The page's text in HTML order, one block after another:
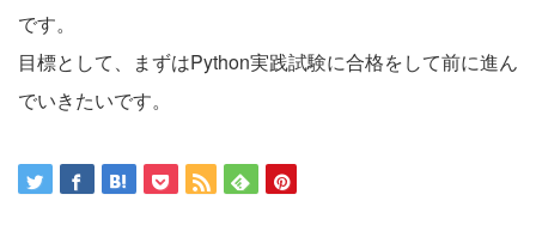
です。
目標として、まずはPython実践試験に合格をして前に進ん
でいきたいです。